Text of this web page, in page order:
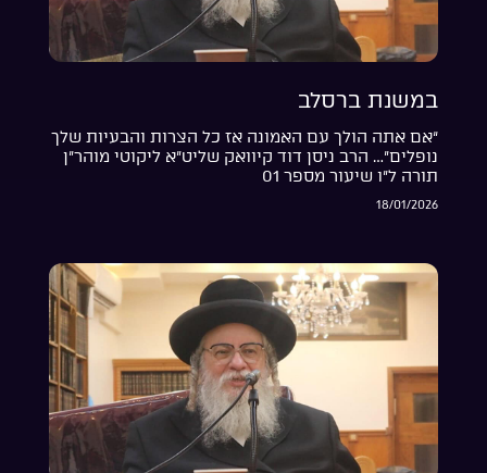
במשנת ברסלב
“אם אתה הולך עם האמונה אז כל הצרות והבעיות שלך
נופלים”… הרב ניסן דוד קיוואק שליט”א ליקוטי מוהר”ן
תורה ל”ו שיעור מספר 01
18/01/2026